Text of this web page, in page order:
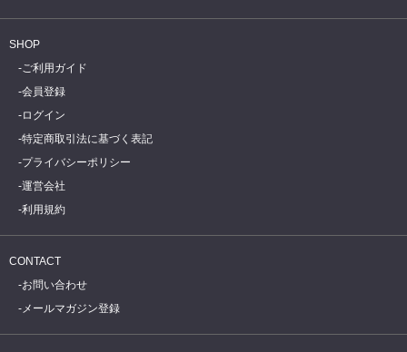
SHOP
ご利用ガイド
会員登録
ログイン
特定商取引法に基づく表記
プライバシーポリシー
運営会社
利用規約
CONTACT
お問い合わせ
メールマガジン登録